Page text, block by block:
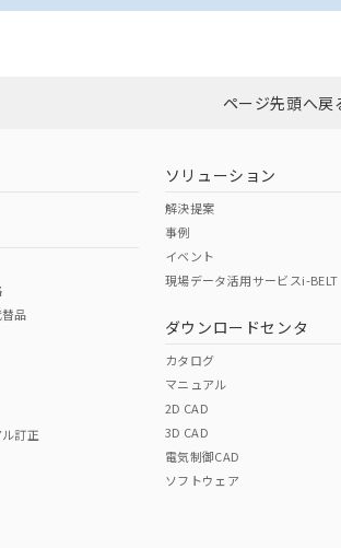
ページ先頭へ戻
品
訂正
ソリューション
解決提案
事例
イベント
現場データ活用サービスi-BELT
ダウンロードセンタ
カタログ
マニュアル
2D CAD
3D CAD
電気制御CAD
ソフトウェア